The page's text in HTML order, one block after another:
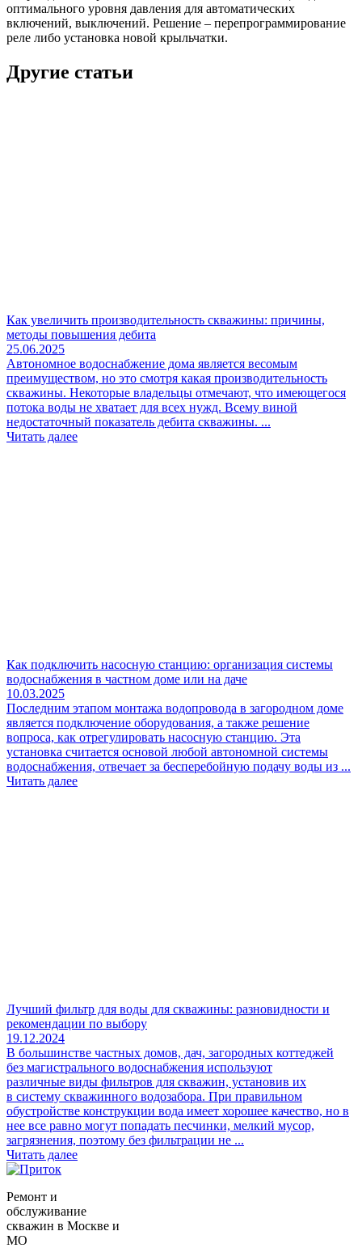
оптимального уровня давления для автоматических
включений, выключений. Решение – перепрограммирование
реле либо установка новой крыльчатки.
Другие статьи
Как увеличить производительность скважины: причины,
методы повышения дебита
25.06.2025
Автономное водоснабжение дома является весомым
преимуществом, но это смотря какая производительность
скважины. Некоторые владельцы отмечают, что имеющегося
потока воды не хватает для всех нужд. Всему виной
недостаточный показатель дебита скважины. ...
Читать далее
Как подключить насосную станцию: организация системы
водоснабжения в частном доме или на даче
10.03.2025
Последним этапом монтажа водопровода в загородном доме
является подключение оборудования, а также решение
вопроса, как отрегулировать насосную станцию. Эта
установка считается основой любой автономной системы
водоснабжения, отвечает за бесперебойную подачу воды из ...
Читать далее
Лучший фильтр для воды для скважины: разновидности и
рекомендации по выбору
19.12.2024
В большинстве частных домов, дач, загородных коттеджей
без магистрального водоснабжения используют
различные виды фильтров для скважин, установив их
в систему скважинного водозабора. При правильном
обустройстве конструкции вода имеет хорошее качество, но в
нее все равно могут попадать песчинки, мелкий мусор,
загрязнения, поэтому без фильтрации не ...
Читать далее
Ремонт и
обслуживание
скважин в Москве и
МО